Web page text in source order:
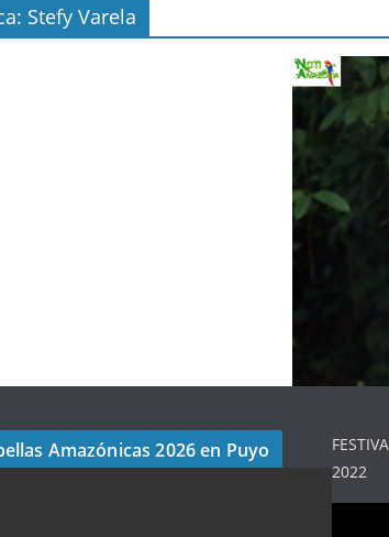
Stefy Varela
Amazónicas 2026 en Puyo
2022